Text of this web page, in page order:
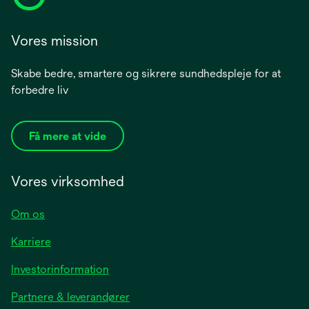
Vores mission
Skabe bedre, smartere og sikrere sundhedspleje for at
forbedre liv
Få mere at vide
Vores virksomhed
Om os
Karriere
Investorinformation
a
Partnere & leverandører